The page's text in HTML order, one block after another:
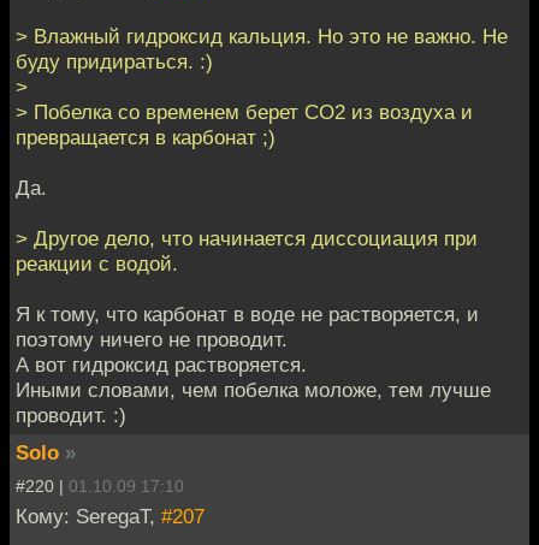
> Влажный гидроксид кальция. Но это не важно. Не
буду придираться. :)
>
> Побелка со временем берет СО2 из воздуха и
превращается в карбонат ;)
Да.
> Другое дело, что начинается диссоциация при
реакции с водой.
Я к тому, что карбонат в воде не растворяется, и
поэтому ничего не проводит.
А вот гидроксид растворяется.
Иными словами, чем побелка моложе, тем лучше
проводит. :)
Solo »
#220 | 01.10.09 17:10
Кому: SeregaT, #207